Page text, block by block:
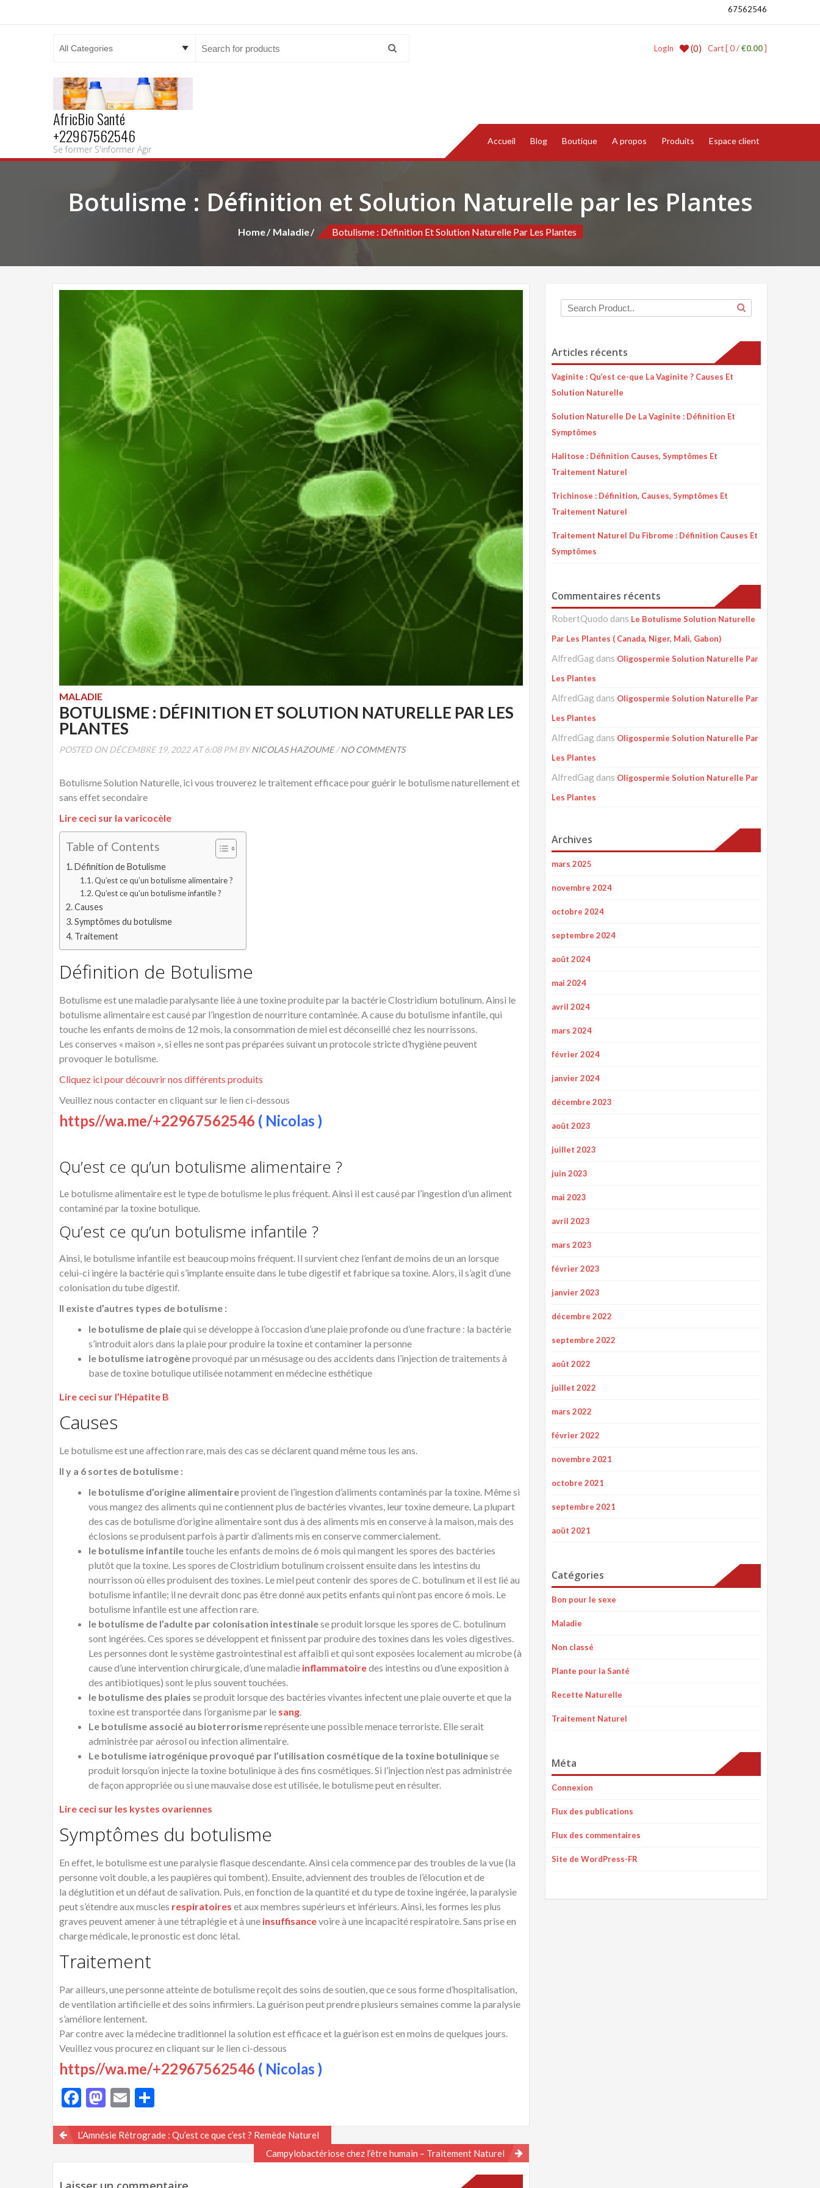
67562546
Cart [ 0 /€0.00]
(0)
LogIn
AfricBio Santé
+22967562546
Se former S'informer Agir
Accueil Blog Boutique A propos Produits Espace client
Botulisme : Définition et Solution Naturelle par les Plantes
Home Maladie Botulisme : Définition Et Solution Naturelle Par Les Plantes
MALADIE
BOTULISME : DÉFINITION ET SOLUTION NATURELLE PAR LES
PLANTES
POSTED ON DÉCEMBRE 19, 2022 AT 6:08 PM BYNICOLAS HAZOUME/NO COMMENTS
Botulisme Solution Naturelle, ici vous trouverez le traitement efficace pour guérir le botulisme naturellement et
sans effet secondaire
Lire ceci sur la varicocèle
Table of Contents
Définition de Botulisme
Qu’est ce qu’un botulisme alimentaire ?
Qu’est ce qu’un botulisme infantile ?
Causes
Symptômes du botulisme
Traitement
Définition de Botulisme
Botulisme est une maladie paralysante liée à une toxine produite par la bactérie Clostridium botulinum. Ainsi le
botulisme alimentaire est causé par l’ingestion de nourriture contaminée. A cause du botulisme infantile, qui
touche les enfants de moins de 12 mois, la consommation de miel est déconseillé chez les nourrissons.
Les conserves « maison », si elles ne sont pas préparées suivant un protocole stricte d’hygiène peuvent
provoquer le botulisme.
Cliquez ici pour découvrir nos différents produits
Veuillez nous contacter en cliquant sur le lien ci-dessous
https//wa.me/+22967562546 ( Nicolas )
Qu’est ce qu’un botulisme alimentaire ?
Le botulisme alimentaire est le type de botulisme le plus fréquent. Ainsi il est causé par l’ingestion d’un aliment
contaminé par la toxine botulique.
Qu’est ce qu’un botulisme infantile ?
Ainsi, le botulisme infantile est beaucoup moins fréquent. Il survient chez l’enfant de moins de un an lorsque
celui-ci ingère la bactérie qui s’implante ensuite dans le tube digestif et fabrique sa toxine. Alors, il s’agit d’une
colonisation du tube digestif.
Il existe d’autres types de botulisme :
le botulisme de plaiequi se développe à l’occasion d’une plaie profonde ou d’une fracture : la bactérie
s’introduit alors dans la plaie pour produire la toxine et contaminer la personne
le botulisme iatrogèneprovoqué par un mésusage ou des accidents dans l’injection de traitements à
base de toxine botulique utilisée notamment en médecine esthétique
Lire ceci sur l’Hépatite B
Causes
Le botulisme est une affection rare, mais des cas se déclarent quand même tous les ans.
Il y a 6 sortes de botulisme :
le botulisme d’origine alimentaireprovient de l’ingestion d’aliments contaminés par la toxine. Même si
vous mangez des aliments qui ne contiennent plus de bactéries vivantes, leur toxine demeure. La plupart
des cas de botulisme d’origine alimentaire sont dus à des aliments mis en conserve à la maison, mais des
éclosions se produisent parfois à partir d’aliments mis en conserve commercialement.
le botulisme infantiletouche les enfants de moins de 6 mois qui mangent les spores des bactéries
plutôt que la toxine. Les spores de Clostridium botulinum croissent ensuite dans les intestins du
nourrisson où elles produisent des toxines. Le miel peut contenir des spores de C. botulinum et il est lié au
botulisme infantile; il ne devrait donc pas être donné aux petits enfants qui n’ont pas encore 6 mois. Le
botulisme infantile est une affection rare.
le botulisme de l’adulte par colonisation intestinalese produit lorsque les spores de C. botulinum
sont ingérées. Ces spores se développent et finissent par produire des toxines dans les voies digestives.
Les personnes dont le système gastrointestinal est affaibli et qui sont exposées localement au microbe (à
cause d’une intervention chirurgicale, d’une maladie inflammatoiredes intestins ou d’une exposition à
des antibiotiques) sont le plus souvent touchées.
le botulisme des plaies se produit lorsque des bactéries vivantes infectent une plaie ouverte et que la
toxine est transportée dans l’organisme par le sang.
Le botulisme associé au bioterrorismereprésente une possible menace terroriste. Elle serait
administrée par aérosol ou infection alimentaire.
Le botulisme iatrogénique provoqué par l’utilisation cosmétique de la toxine botuliniquese
produit lorsqu’on injecte la toxine botulinique à des fins cosmétiques. Si l’injection n’est pas administrée
de façon appropriée ou si une mauvaise dose est utilisée, le botulisme peut en résulter.
Lire ceci sur les kystes ovariennes
Symptômes du botulisme
En effet, le botulisme est une paralysie flasque descendante. Ainsi cela commence par des troubles de la vue (la
personne voit double, a les paupières qui tombent). Ensuite, adviennent des troubles de l’élocution et de
la déglutition et un défaut de salivation. Puis, en fonction de la quantité et du type de toxine ingérée, la paralysie
peut s’étendre aux muscles respiratoires et aux membres supérieurs et inférieurs. Ainsi, les formes les plus
graves peuvent amener à une tétraplégie et à une insuffisancevoire à une incapacité respiratoire. Sans prise en
charge médicale, le pronostic est donc létal.
Traitement
Par ailleurs, une personne atteinte de botulisme reçoit des soins de soutien, que ce sous forme d’hospitalisation,
de ventilation artificielle et des soins infirmiers. La guérison peut prendre plusieurs semaines comme la paralysie
s’améliore lentement.
Par contre avec la médecine traditionnel la solution est efficace et la guérison est en moins de quelques jours.
Veuillez vous procurez en cliquant sur le lien ci-dessous
https//wa.me/+22967562546 ( Nicolas )
Facebook
Mastodon
Email
Navigation
L’Amnésie Rétrograde : Qu’est ce que c’est ? Remède Naturel
Campylobactériose chez l’être humain – Traitement Naturel
Articles récents
Vaginite : Qu’est ce-que La Vaginite ? Causes Et
Solution Naturelle
Solution Naturelle De La Vaginite : Définition Et
Symptômes
Halitose : Définition Causes, Symptômes Et
Traitement Naturel
Trichinose : Définition, Causes, Symptômes Et
Traitement Naturel
Traitement Naturel Du Fibrome : Définition Causes Et
Symptômes
Commentaires récents
RobertQuodo dans Le Botulisme Solution Naturelle
Par Les Plantes ( Canada, Niger, Mali, Gabon)
AlfredGag dans Oligospermie Solution Naturelle Par
Les Plantes
AlfredGag dans Oligospermie Solution Naturelle Par
Les Plantes
AlfredGag dans Oligospermie Solution Naturelle Par
Les Plantes
AlfredGag dans Oligospermie Solution Naturelle Par
Les Plantes
Archives
mars 2025
novembre 2024
octobre 2024
septembre 2024
août 2024
mai 2024
avril 2024
mars 2024
février 2024
janvier 2024
décembre 2023
août 2023
juillet 2023
juin 2023
mai 2023
avril 2023
mars 2023
février 2023
janvier 2023
décembre 2022
septembre 2022
août 2022
juillet 2022
mars 2022
février 2022
novembre 2021
octobre 2021
septembre 2021
août 2021
Catégories
Bon pour le sexe
Maladie
Non classé
Plante pour la Santé
Recette Naturelle
Traitement Naturel
Méta
Connexion
Flux des publications
Flux des commentaires
Site de WordPress-FR